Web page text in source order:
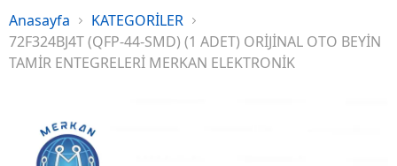
Anasayfa
KATEGORİLER
72F324BJ4T (QFP-44-SMD) (1 ADET) ORİJİNAL OTO BEYİN
TAMİR ENTEGRELERİ MERKAN ELEKTRONİK